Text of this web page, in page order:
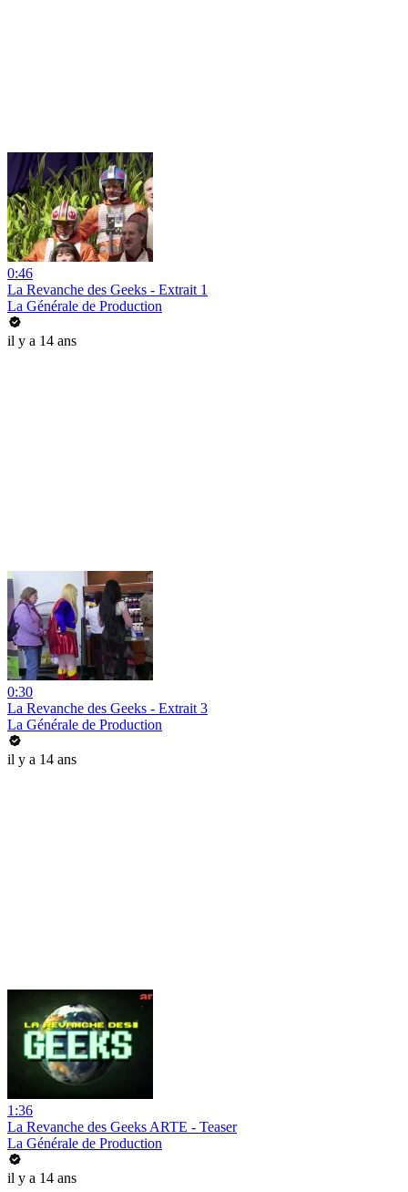
0:46
La Revanche des Geeks - Extrait 1
La Générale de Production
il y a 14 ans
0:30
La Revanche des Geeks - Extrait 3
La Générale de Production
il y a 14 ans
1:36
La Revanche des Geeks ARTE - Teaser
La Générale de Production
il y a 14 ans